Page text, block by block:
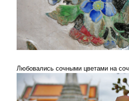
Любовались сочными цветами на